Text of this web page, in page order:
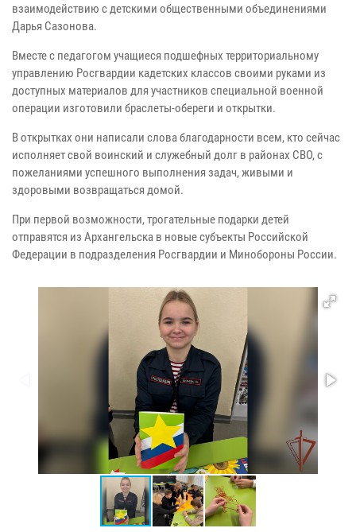
взаимодействию с детскими общественными объединениями
Дарья Сазонова.
Вместе с педагогом учащиеся подшефных территориальному
управлению Росгвардии кадетских классов своими руками из
доступных материалов для участников специальной военной
операции изготовили браслеты-обереги и открытки.
В открытках они написали слова благодарности всем, кто сейчас
исполняет свой воинский и служебный долг в районах СВО, с
пожеланиями успешного выполнения задач, живыми и
здоровыми возвращаться домой.
При первой возможности, трогательные подарки детей
отправятся из Архангельска в новые субъекты Российской
Федерации в подразделения Росгвардии и Минобороны России.